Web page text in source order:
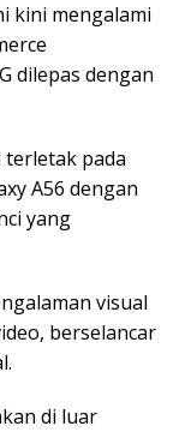
kini mengalami
dilepas dengan
terletak pada
A56 dengan
yang
visual
berselancar
di luar